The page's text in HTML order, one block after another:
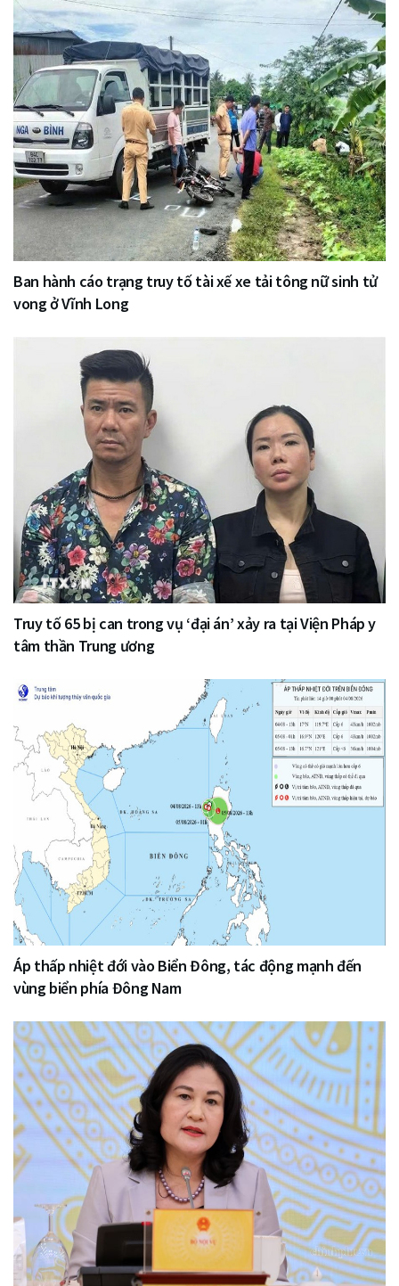
Ban hành cáo trạng truy tố tài xế xe tải tông nữ sinh tử
vong ở Vĩnh Long
Truy tố 65 bị can trong vụ ‘đại án’ xảy ra tại Viện Pháp y
tâm thần Trung ương
Áp thấp nhiệt đới vào Biển Đông, tác động mạnh đến
vùng biển phía Đông Nam